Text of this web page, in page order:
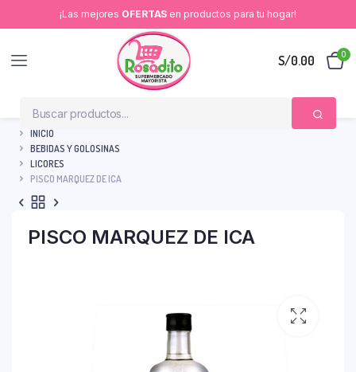
¡Las mejores OFERTAS en productos para tu hogar!
S/0.00 0
INICIO
BEBIDAS Y GOLOSINAS
LICORES
PISCO MARQUEZ DE ICA
PISCO MARQUEZ DE ICA